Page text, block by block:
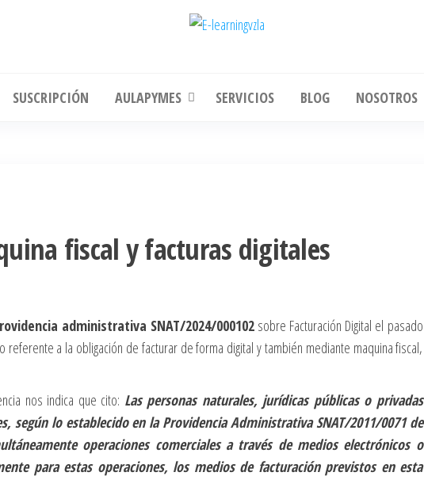
SUSCRIPCIÓN AULAPYMES SERVICIOS BLOG NOSOTROS
fiscal y facturas digitales
administrativa SNAT/2024/000102 sobre Facturación Digital el pasado
referente a la obligación de facturar de forma digital y también mediante maquina fiscal,
nos indica que cito: Las personas naturales, jurídicas públicas o privadas
según lo establecido en la Providencia Administrativa SNAT/2011/0071 de
operaciones comerciales a través de medios electrónicos o
para estas operaciones, los medios de facturación previstos en esta